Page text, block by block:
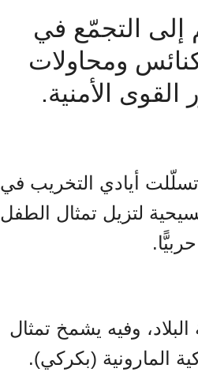
إلى التجمّع في
ومحاولات
الأمنية.
أيادي التخريب في
لتزيل تمثال الطفل
وفيه يشمخ تمثال
المارونية (بكركي).